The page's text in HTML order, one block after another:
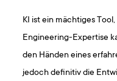
KI ist ein mächtiges
Engineering-Expertise
den Händen eines
jedoch definitiv die